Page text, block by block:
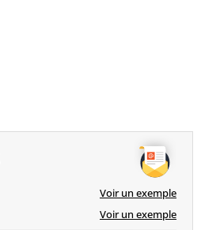
Voir un exemple
Voir un exemple